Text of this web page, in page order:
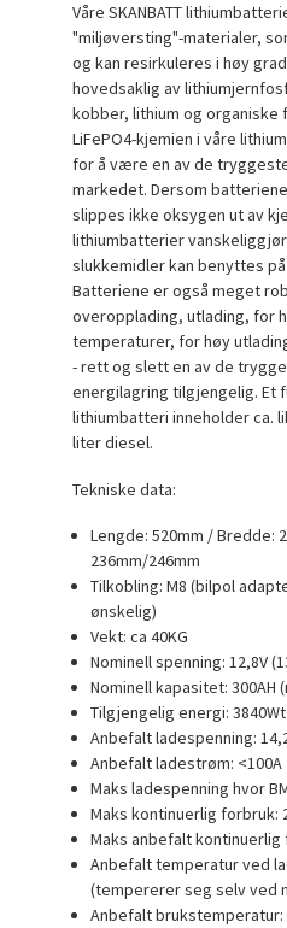
Våre SKANBATT
"miljøversting"-materialer,
og kan resirkuleres i høy
hovedsaklig av
kobber, lithium og organiske
LiFePO4-kjemien i våre
for å være en av de
markedet. Dersom
slippes ikke oksygen ut av
lithiumbatterier
slukkemidler kan benyttes
Batteriene er også meget
overopplading, utlading, for
temperaturer, for høy
- rett og slett en av de
energilagring tilgjengelig. Et
lithiumbatteri inneholder ca.
liter diesel.
Tekniske data:
Lengde: 520mm / Bredde:
236mm/246mm
Tilkobling: M8 (bilpol
ønskelig)
Vekt: ca 40KG
Nominell spenning: 12,8V
Nominell kapasitet: 300AH
Tilgjengelig energi:
Anbefalt ladespenning:
Anbefalt ladestrøm: <100A
Maks ladespenning hvor
Maks kontinuerlig forbruk:
Maks anbefalt kontinuerlig
Anbefalt temperatur ved
(tempererer seg selv ved
Anbefalt brukstemperatur: